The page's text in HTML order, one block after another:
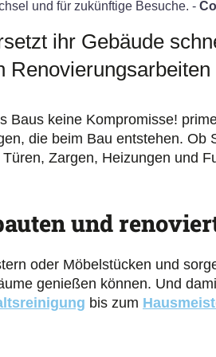
und für zukünftige Besuche. -
ihr Gebäude
Baus keine Kompromisse!
die beim Bau entstehen. Ob
Zargen, Heizungen und
und
oder Möbelstücken und
genießen können. Und
bis zum